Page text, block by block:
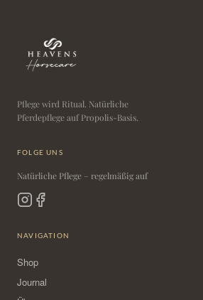
Pflege wird Ritual. Natürliche
Pferdepflege auf Propolis-Basis.
NAVIGATION
Shop
Journal
FOLGE UNS
Natürliche Pflege – regelmäßig auf